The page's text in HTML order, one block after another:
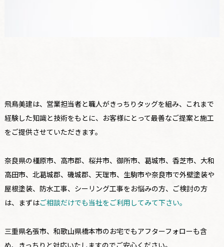
飛鳥美建は、営業担当者と職人がきっちりタッグを組み、これまで
経験した知識と技術をもとに、お客様にとって最善なご提案と施工
をご提供させていただきます。
奈良県の橿原市、高市郡、桜井市、御所市、葛城市、香芝市、大和
高田市、北葛城郡、磯城郡、天理市、生駒市や奈良市で外壁塗装や
屋根塗装、防水工事、シーリング工事をお悩みの方、ご検討の方
は、まずはご相談だけでも当社をご利用してみて下さい。
三重県名張市、和歌山県橋本市のお宅でもアフターフォローも含
め、きっちりと対応いたしますのでご安心ください。